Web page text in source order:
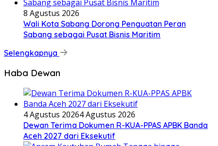
8 Agustus 2026
Wali Kota Sabang Dorong Penguatan Peran
Sabang sebagai Pusat Bisnis Maritim
Selengkapnya
Haba Dewan
4 Agustus 20264 Agustus 2026
Dewan Terima Dokumen R-KUA-PPAS APBK Banda
Aceh 2027 dari Eksekutif